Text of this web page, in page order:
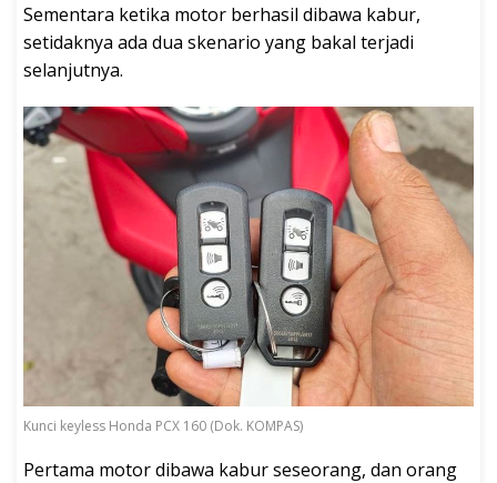
Sementara ketika motor berhasil dibawa kabur,
setidaknya ada dua skenario yang bakal terjadi
selanjutnya.
Kunci keyless Honda PCX 160 (Dok. KOMPAS)
Pertama motor dibawa kabur seseorang, dan orang